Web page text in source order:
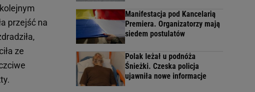
przejść na
ze
Manifestacja pod Kancelarią
Premiera. Organizatorzy mają
siedem postulatów
Polak leżał u podnóża
Śnieżki. Czeska policja
ujawniła nowe informacje